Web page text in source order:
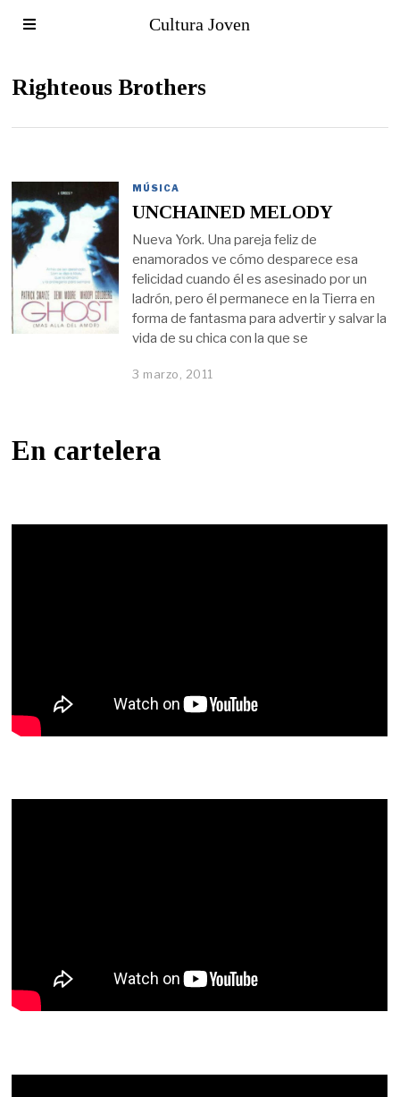
Cultura Joven
Righteous Brothers
MÚSICA
UNCHAINED MELODY
Nueva York. Una pareja feliz de
enamorados ve cómo desparece esa
felicidad cuando él es asesinado por un
ladrón, pero él permanece en la Tierra en
forma de fantasma para advertir y salvar la
vida de su chica con la que se
3 marzo, 2011
En cartelera